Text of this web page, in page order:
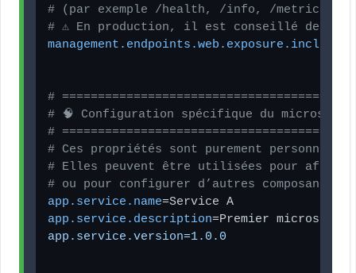
# (par exemple /health, /info, /metrics, /
# ⚠️ En production, il est conseillé de
management.endpoints.web.exposure.include
#
# 🧠 Configuration spécifique du
#
# Ces propriétés sont purement
# Elles peuvent être utilisées pour
# ou pour configurer d’autres composants
app.service.name
=Service A
app.service.description=Premier
app.service.version=1.0.0